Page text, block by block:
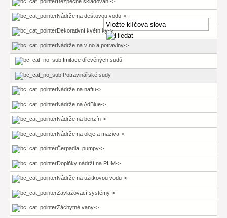
Nádrže na dešťovou vodu->
Dekorativní květníky->
Nádrže na víno a potraviny->
Imitace dřevěných sudů
Potravinářské sudy
Nádrže na naftu->
Nádrže na AdBlue->
Nádrže na benzín->
Nádrže na oleje a maziva->
Čerpadla, pumpy->
Doplňky nádrží na PHM->
Nádrže na užitkovou vodu->
Zavlažovací systémy->
Záchytné vany->